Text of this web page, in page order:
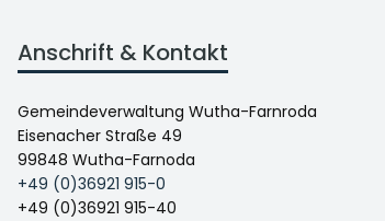
Anschrift & Kontakt
Gemeindeverwaltung Wutha-Farnroda
Eisenacher Straße 49
99848 Wutha-Farnoda
+49 (0)36921 915-0
+49 (0)36921 915-40